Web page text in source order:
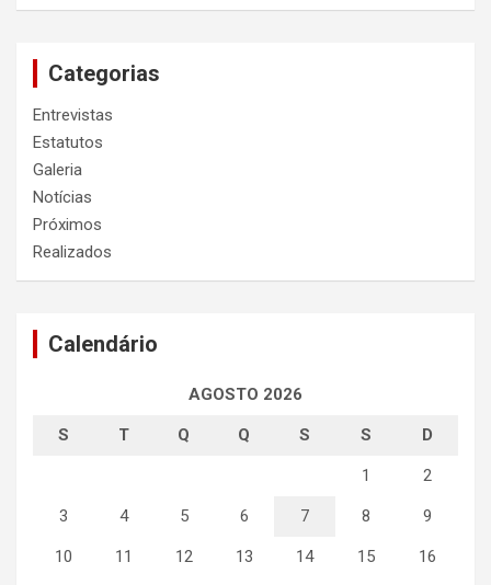
Categorias
Entrevistas
Estatutos
Galeria
Notícias
Próximos
Realizados
Calendário
AGOSTO 2026
S T Q Q S S D
1 2
3 4 5 6 7 8 9
10 11 12 13 14 15 16